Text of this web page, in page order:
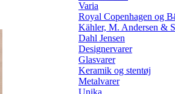
Varia
Royal Copenhagen og
Kähler, M. Andersen &
Dahl Jensen
Designervarer
Glasvarer
Keramik og stentøj
Metalvarer
Unika